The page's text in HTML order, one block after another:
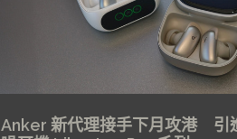
Anker 新代理接手下月攻港 引